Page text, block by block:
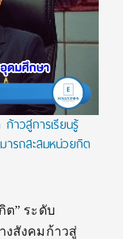
าวสู่การเรียนรู้
รถสะสมหน่วยกิต
ต” ระดับ
งสังคมก้าวสู่